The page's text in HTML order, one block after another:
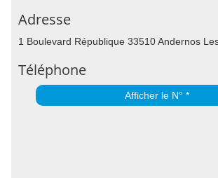
Adresse
1 Boulevard République 33510 Andernos
Téléphone
Afficher le N° *